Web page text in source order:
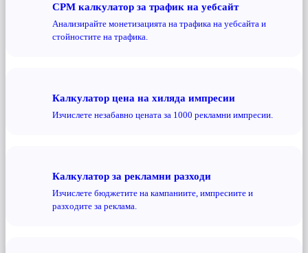
CPM калкулатор за трафик на уебсайт
Анализирайте монетизацията на трафика на уебсайта и
стойностите на трафика.
Калкулатор цена на хиляда импресии
Изчислете незабавно цената за 1000 рекламни импресии.
Калкулатор за рекламни разходи
Изчислете бюджетите на кампаниите, импресиите и
разходите за реклама.